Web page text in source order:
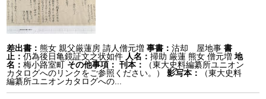
差出書：熊女 親父厳蓮房 請人僧元増 事書：沽却 屋地事書
止：仍為後日亀鏡証文之状如件 人名：掃助 厳蓮 熊女 僧元増 地
名：梅小路室町 その他事項： 刊本：
（東大史料編纂所ユニオン
カタログへのリンクをご参照ください。）
影写本：
（東大史料
編纂所ユニオンカタログへの...